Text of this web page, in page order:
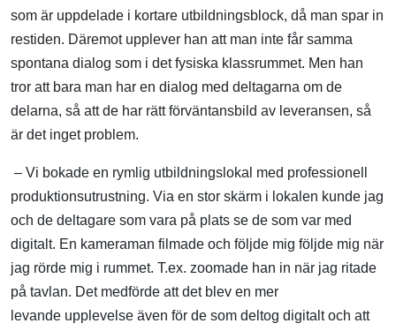
som är uppdelade i kortare utbildningsblock, då man spar in
restiden. Däremot upplever han att man inte får samma
spontana dialog som i det fysiska klassrummet. Men han
tror att bara man har en dialog med deltagarna om de
delarna, så att de har rätt förväntansbild av leveransen, så
är det inget problem.
– Vi bokade en rymlig utbildningslokal med professionell
produktionsutrustning. Via en stor skärm i lokalen kunde jag
och de deltagare som vara på plats se de som var med
digitalt. En kameraman filmade och följde mig följde mig när
jag rörde mig i rummet. T.ex. zoomade han in när jag ritade
på tavlan. Det medförde att det blev en mer
levande upplevelse även för de som deltog digitalt och att